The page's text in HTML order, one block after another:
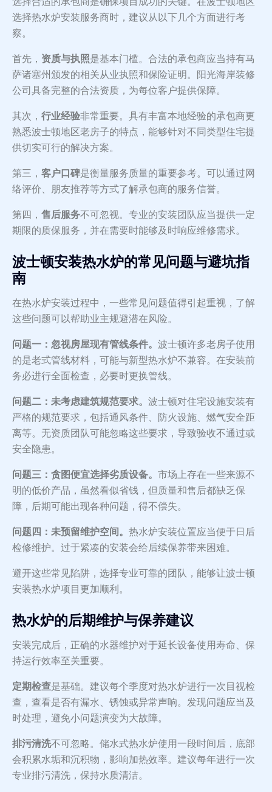
选择热水炉安装服务商时，建议从以下几个方面进行考
察。
首先， 资质与执照是基本门槛。合法的承包商应当持有马
萨诸塞州颁发的相关从业执照和保险证明。阳光海岸装修
公司具备完整的合法资质，为每位客户提供保障。
其次， 行业经验非常重要。具有丰富本地经验的承包商更
熟悉波士顿地区老房子的特点，能够针对不同类型住宅提
供切实可行的解决方案。
第三， 客户口碑是衡量服务质量的重要参考。可以通过网
络评价、朋友推荐等方式了解承包商的服务信誉。
第四， 售后服务不可忽视。专业的安装团队应当提供一定
期限的质保服务，并在需要时能够及时响应维修需求。
波士顿安装热水炉的常见问题与避坑指
南
在热水炉安装过程中，一些常见问题值得引起重视，了解
这些问题可以帮助业主规避潜在风险。
问题一：忽视房屋现有管线条件。 波士顿许多老房子使用
的是老式管线材料，可能与新型热水炉不兼容。在安装前
务必进行全面检查，必要时更换管线。
问题二：未考虑建筑规范要求。 波士顿对住宅设施安装有
严格的规范要求，包括通风条件、防火设施、燃气安全距
离等。无资质团队可能忽略这些要求，导致验收不通过或
安全隐患。
问题三：贪图便宜选择劣质设备。 市场上存在一些来源不
明的低价产品，虽然看似省钱，但质量和售后都缺乏保
障，后期可能出现各种问题，得不偿失。
问题四：未预留维护空间。 热水炉安装位置应当便于日后
检修维护。过于紧凑的安装会给后续保养带来困难。
避开这些常见陷阱，选择专业可靠的团队，能够让波士顿
安装热水炉项目更加顺利。
热水炉的后期维护与保养建议
安装完成后，正确的水器维护对于延长设备使用寿命、保
持运行效率至关重要。
定期检查是基础。建议每个季度对热水炉进行一次目视检
查，查看是否有漏水、锈蚀或异常声响。发现问题应当及
时处理，避免小问题演变为大故障。
排污清洗不可忽略。储水式热水炉使用一段时间后，底部
会积累水垢和沉积物，影响加热效率。建议每年进行一次
专业排污清洗，保持水质清洁。